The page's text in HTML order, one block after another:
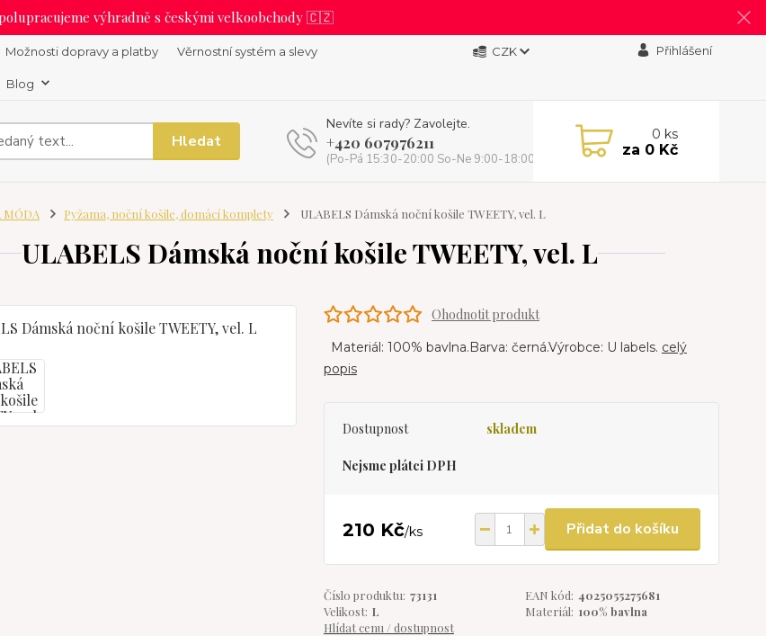
výhradně s českými velkoobchody 🇨🇿
Možnosti dopravy a platby Věrnostní systém a slevy
Blog
CZK Přihlášení
Hledat
Nevíte si rady? Zavolejte.
+420 607976211
(Po-Pá 15:30-20:00 So-Ne 9:00-18:00)
0 ks
za 0 Kč
MÓDA Pyžama, noční košile, domácí komplety ULABELS Dámská noční košile TWEETY, vel. L
ULABELS Dámská noční košile TWEETY, vel. L
Ohodnotit produkt
Materiál: 100% bavlna.Barva: černá.Výrobce: U labels. celý
popis
Dostupnost skladem
Nejsme plátci DPH
210 Kč/ks Přidat do košíku
Číslo produktu: 73131 EAN kód: 4025055275681
Velikost: L Materiál: 100% bavlna
Hlídat cenu / dostupnost